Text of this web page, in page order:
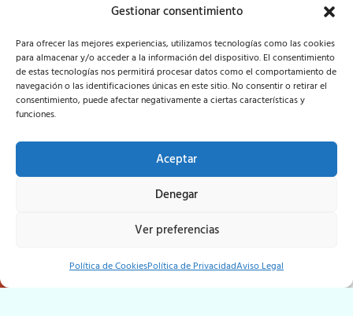
Gestionar consentimiento
Para ofrecer las mejores experiencias, utilizamos tecnologías como las cookies
para almacenar y/o acceder a la información del dispositivo. El consentimiento
de estas tecnologías nos permitirá procesar datos como el comportamiento de
navegación o las identificaciones únicas en este sitio. No consentir o retirar el
consentimiento, puede afectar negativamente a ciertas características y
funciones.
Aceptar
Denegar
Ver preferencias
Política de CookiesPolítica de PrivacidadAviso Legal